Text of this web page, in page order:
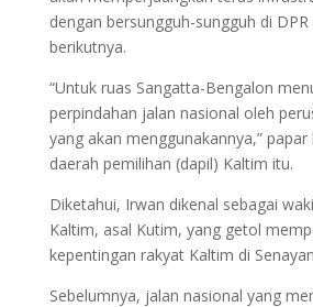
dengan bersungguh-sungguh di
berikutnya.
“Untuk ruas Sangatta-Bengalon
perpindahan jalan nasional oleh
yang akan menggunakannya,”
daerah pemilihan (dapil) Kaltim itu.
Diketahui, Irwan dikenal sebagai
Kaltim, asal Kutim, yang getol
kepentingan rakyat Kaltim di
Sebelumnya, jalan nasional yang